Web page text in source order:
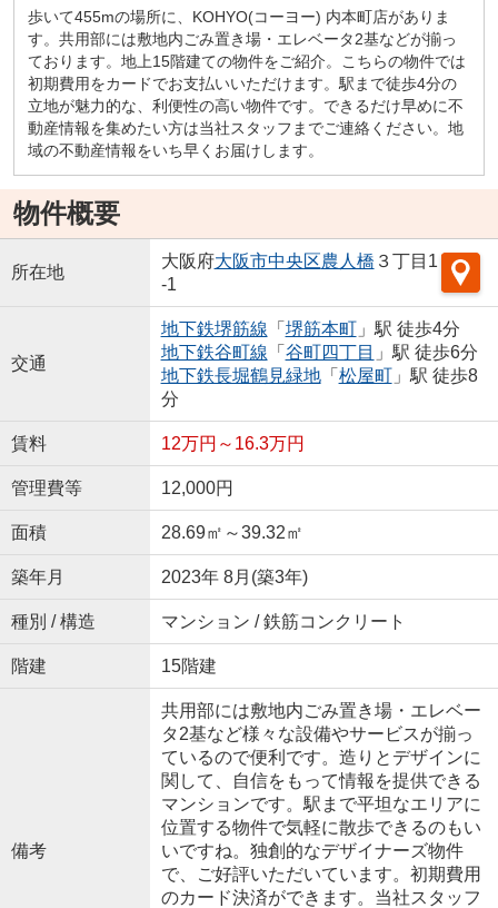
歩いて455mの場所に、KOHYO(コーヨー) 内本町店がありま
す。共用部には敷地内ごみ置き場・エレベータ2基などが揃っ
ております。地上15階建ての物件をご紹介。こちらの物件では
初期費用をカードでお支払いいただけます。駅まで徒歩4分の
立地が魅力的な、利便性の高い物件です。できるだけ早めに不
動産情報を集めたい方は当社スタッフまでご連絡ください。地
域の不動産情報をいち早くお届けします。
物件概要
所在地
大阪府大阪市中央区農人橋 ３丁目1
-1
交通
地下鉄堺筋線 「 堺筋本町」駅 徒歩4分
地下鉄谷町線 「 谷町四丁目 」駅 徒歩6分
地下鉄長堀鶴見緑地「 松屋町」駅 徒歩8
分
賃料 12万円～16.3万円
管理費等 12,000円
面積 28.69㎡～39.32㎡
築年月 2023年 8月(築3年)
種別 / 構造 マンション / 鉄筋コンクリート
階建 15階建
備考
共用部には敷地内ごみ置き場・エレベー
タ2基など様々な設備やサービスが揃っ
ているので便利です。造りとデザインに
関して、自信をもって情報を提供できる
マンションです。駅まで平坦なエリアに
位置する物件で気軽に散歩できるのもい
いですね。独創的なデザイナーズ物件
で、ご好評いただいています。初期費用
のカード決済ができます。当社スタッフ